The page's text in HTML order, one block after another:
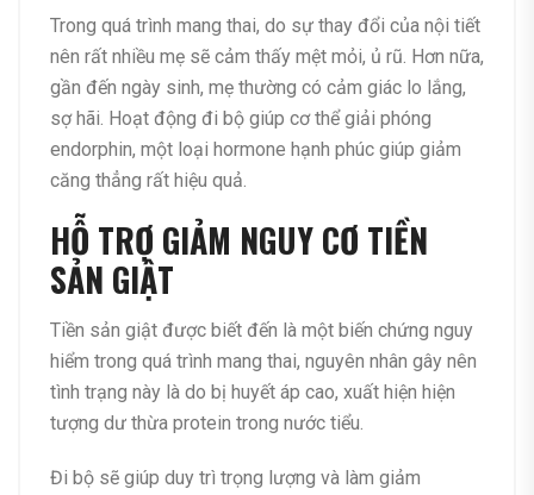
Trong quá trình mang thai, do sự thay đổi của nội tiết
nên rất nhiều mẹ sẽ cảm thấy mệt mỏi, ủ rũ. Hơn nữa,
gần đến ngày sinh, mẹ thường có cảm giác lo lắng,
sợ hãi. Hoạt động đi bộ giúp cơ thể giải phóng
endorphin, một loại hormone hạnh phúc giúp giảm
căng thẳng rất hiệu quả.
HỖ TRỢ GIẢM NGUY CƠ TIỀN
SẢN GIẬT
Tiền sản giật được biết đến là một biến chứng nguy
hiểm trong quá trình mang thai, nguyên nhân gây nên
tình trạng này là do bị huyết áp cao, xuất hiện hiện
tượng dư thừa protein trong nước tiểu.
Đi bộ sẽ giúp duy trì trọng lượng và làm giảm